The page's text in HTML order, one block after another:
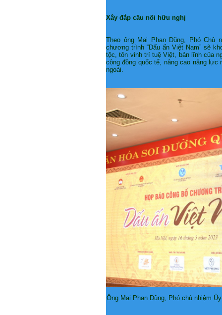
Xây đắp cầu nối hữu nghị
Theo ông Mai Phan Dũng, Phó
chương trình “Dấu ấn Việt Nam” sẽ
tộc, tôn vinh trí tuệ Việt, bản lĩnh của
cộng đồng quốc tế, nâng cao năng
ngoài.
Ông Mai Phan Dũng, Phó chủ nhiệm